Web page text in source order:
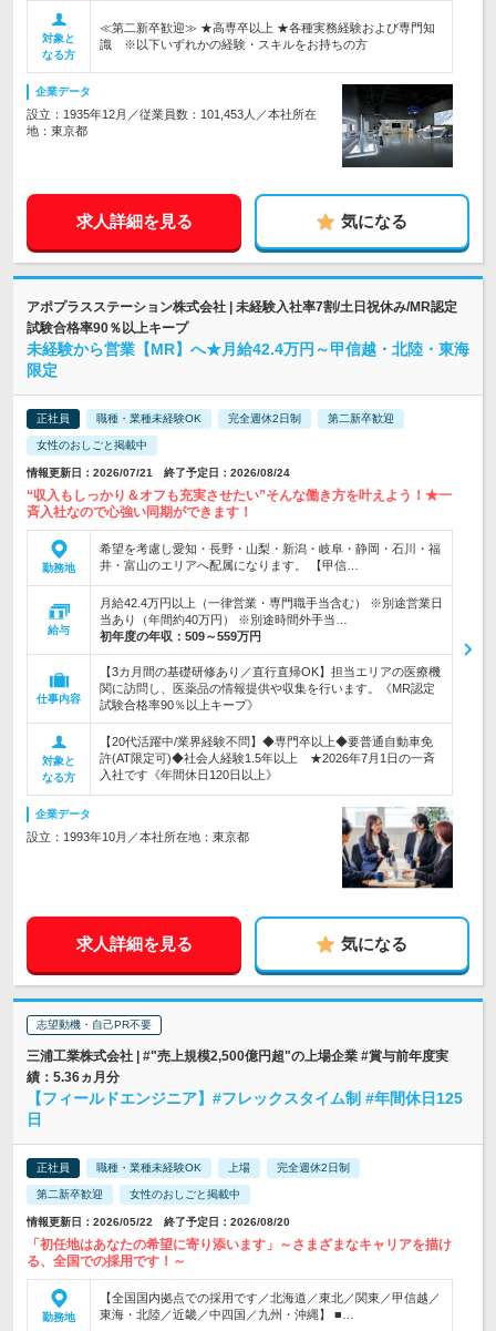
対象と
なる方
≪第二新卒歓迎≫ ★高専卒以上 ★各種実務経験および専門知
識 ※以下いずれかの経験・スキルをお持ちの方
企業データ
設立：1935年12月／従業員数：101,453人／本社所在
地：東京都
求人詳細を見る 気になる
アポプラスステーション株式会社 | 未経験入社率7割/土日祝休み/MR認定
試験合格率90％以上キープ
未経験から営業【MR】へ★月給42.4万円～甲信越・北陸・東海
限定
正社員 職種・業種未経験OK 完全週休2日制 第二新卒歓迎
女性のおしごと掲載中
情報更新日：2026/07/21 終了予定日：2026/08/24
“収入もしっかり＆オフも充実させたい”そんな働き方を叶えよう！★一
斉入社なので心強い同期ができます！
勤務地
希望を考慮し愛知・長野・山梨・新潟・岐阜・静岡・石川・福
井・富山のエリアへ配属になります。 【甲信…
給与
月給42.4万円以上（一律営業・専門職手当含む） ※別途営業日
当あり（年間約40万円） ※別途時間外手当…
初年度の年収： 509～559万円
仕事内容
【3カ月間の基礎研修あり／直行直帰OK】担当エリアの医療機
関に訪問し、医薬品の情報提供や収集を行います。《MR認定
試験合格率90％以上キープ》
対象と
なる方
【20代活躍中/業界経験不問】◆専門卒以上◆要普通自動車免
許(AT限定可)◆社会人経験1.5年以上 ★2026年7月1日の一斉
入社です《年間休日120日以上》
企業データ
設立：1993年10月／本社所在地：東京都
求人詳細を見る 気になる
志望動機・自己PR不要
三浦工業株式会社 | #"売上規模2,500億円超"の上場企業 #賞与前年度実
績：5.36ヵ月分
【フィールドエンジニア】#フレックスタイム制 #年間休日125
日
正社員 職種・業種未経験OK 上場 完全週休2日制
第二新卒歓迎 女性のおしごと掲載中
情報更新日：2026/05/22 終了予定日：2026/08/20
「初任地はあなたの希望に寄り添います」～さまざまなキャリアを描け
る、全国での採用です！～
勤務地
【全国国内拠点での採用です／北海道／東北／関東／甲信越／
東海・北陸／近畿／中四国／九州・沖縄】 ■…